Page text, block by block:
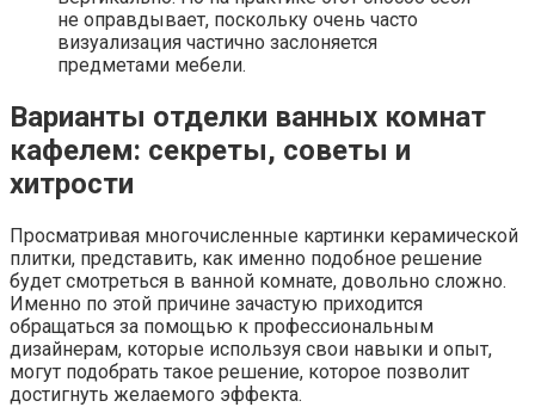
не оправдывает, поскольку очень часто
визуализация частично заслоняется
предметами мебели.
Варианты отделки ванных комнат
кафелем: секреты, советы и
хитрости
Просматривая многочисленные картинки керамической
плитки, представить, как именно подобное решение
будет смотреться в ванной комнате, довольно сложно.
Именно по этой причине зачастую приходится
обращаться за помощью к профессиональным
дизайнерам, которые используя свои навыки и опыт,
могут подобрать такое решение, которое позволит
достигнуть желаемого эффекта.